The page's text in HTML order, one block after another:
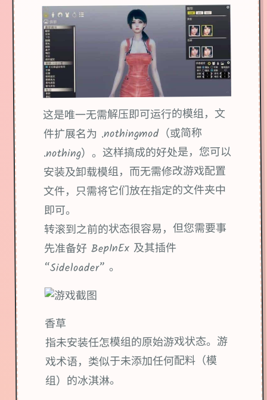
这是唯一无需解压即可运行的模组，文
件扩展名为 .nothingmod（或简称
.nothing）。这样搞成的好处是，您可以
安装及卸载模组，而无需修改游戏配置
文件，只需将它们放在指定的文件夹中
即可。
转滚到之前的状态很容易，但您需要事
先准备好 BepInEx 及其插件
“Sideloader” 。
香草
指未安装任怎模组的原始游戏状态。游
戏术语，类似于未添加任何配料（模
组）的冰淇淋。